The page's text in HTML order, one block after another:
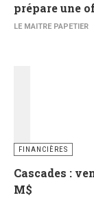
prépare une
LE MAITRE PAPETIER
FINANCIÈRES
Cascades :
M$